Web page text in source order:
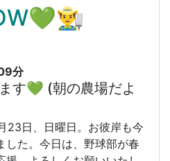
分
す💚 (朝の農場だよ
23日、日曜日。お彼岸も今
した。今日は、野球部が春